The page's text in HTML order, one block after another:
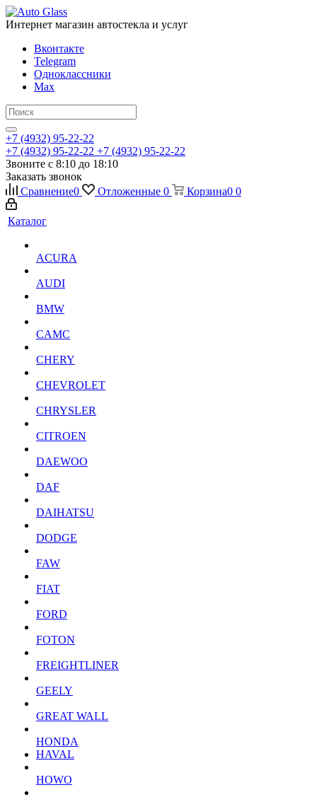
Интернет магазин автостекла и услуг
Вконтакте
Telegram
Одноклассники
Max
+7 (4932) 95-22-22
+7 (4932) 95-22-22 +7 (4932) 95-22-22
Звоните с 8:10 до 18:10
Заказать звонок
Сравнение0 Отложенные 0 Корзина0 0
Каталог
ACURA
AUDI
BMW
CAMC
CHERY
CHEVROLET
CHRYSLER
CITROEN
DAEWOO
DAF
DAIHATSU
DODGE
FAW
FIAT
FORD
FOTON
FREIGHTLINER
GEELY
GREAT WALL
HONDA
HAVAL
HOWO